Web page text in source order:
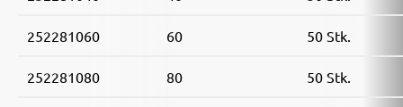
252281060 60 50 Stk.
252281080 80 50 Stk.